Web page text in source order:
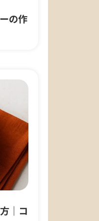
の作
｜コ